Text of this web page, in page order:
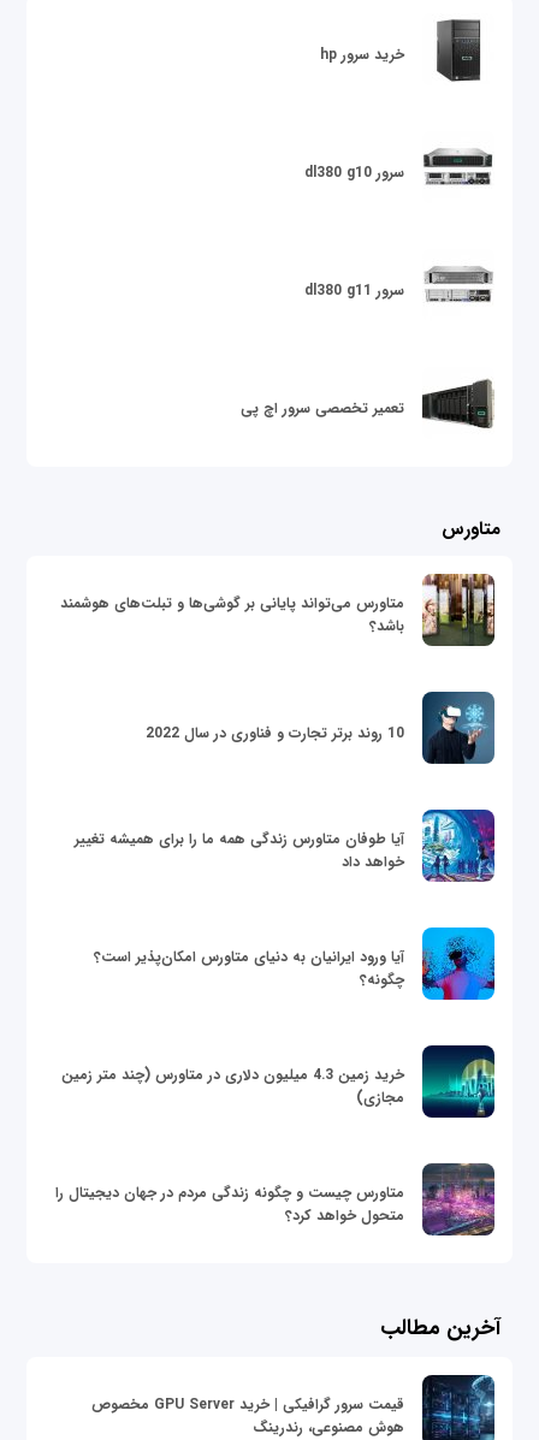
خرید سرور hp
سرور dl380 g10
سرور dl380 g11
تعمیر تخصصی سرور اچ پی
متاورس
متاورس می‌تواند پایانی بر گوشی‌ها و تبلت‌های هوشمند
باشد؟
10 روند برتر تجارت و فناوری در سال 2022
آیا طوفان متاورس زندگی همه ما را برای همیشه تغییر
خواهد داد
آیا ورود ایرانیان به دنیای متاورس امکان‌پذیر است؟
چگونه؟
خرید زمین 4.3 میلیون دلاری در متاورس (چند متر زمین
مجازی)
متاورس چیست و چگونه زندگی مردم در جهان دیجیتال را
متحول خواهد کرد؟
آخرین مطالب
قیمت سرور گرافیکی | خرید GPU Server مخصوص
هوش مصنوعی، رندرینگ